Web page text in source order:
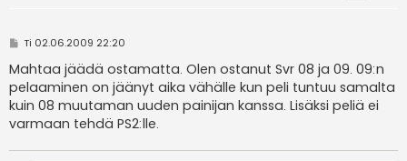
V
e
s
t
i
Ti 02.06.2009 22:20
Mahtaa jäädä ostamatta. Olen ostanut Svr 08 ja 09. 09:n
pelaaminen on jäänyt aika vähälle kun peli tuntuu samalta
kuin 08 muutaman uuden painijan kanssa. Lisäksi peliä ei
varmaan tehdä PS2:lle.